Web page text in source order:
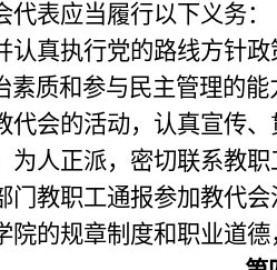
表应当履行以下义务：
认真执行党的路线方针
素质和参与民主管理的能
代会的活动，认真宣传
为人正派，密切联系教
门教职工通报参加教代
院的规章制度和职业道